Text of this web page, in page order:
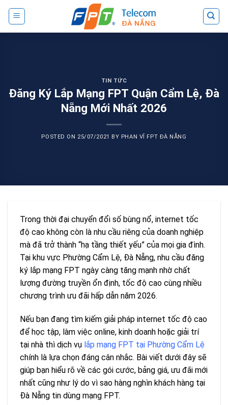
Skip
content
TIN TỨC
Đăng Ký Lắp Mạng FPT Quận Cẩm Lệ, Đà
Nẵng Mới Nhất 2026
POSTED ON 25/07/2021 BY PHAN VĨ FPT ĐÀ NẴNG
Trong thời đại chuyển đổi số bùng nổ, internet tốc
độ cao không còn là nhu cầu riêng của doanh nghiệp
mà đã trở thành “hạ tầng thiết yếu” của mọi gia đình.
Tại khu vực Phường Cẩm Lệ, Đà Nẵng, nhu cầu đăng
ký lắp mạng FPT ngày càng tăng mạnh nhờ chất
lượng đường truyền ổn định, tốc độ cao cùng nhiều
chương trình ưu đãi hấp dẫn năm 2026.
Nếu bạn đang tìm kiếm giải pháp internet tốc độ cao
để học tập, làm việc online, kinh doanh hoặc giải trí
tại nhà thì dịch vụ lắp mạng FPT tại Phường Cẩm Lệ
chính là lựa chọn đáng cân nhắc. Bài viết dưới đây sẽ
giúp bạn hiểu rõ về các gói cước, bảng giá, ưu đãi mới
nhất cũng như lý do vì sao hàng nghìn khách hàng tại
Đà Nẵng tin dùng mạng FPT.